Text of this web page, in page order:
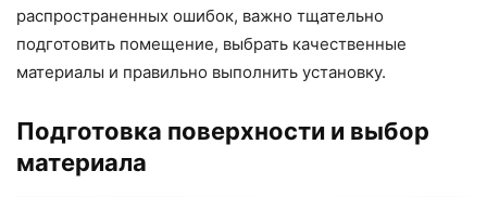
распространенных ошибок, важно тщательно
подготовить помещение, выбрать качественные
материалы и правильно выполнить установку.
Подготовка поверхности и выбор
материала